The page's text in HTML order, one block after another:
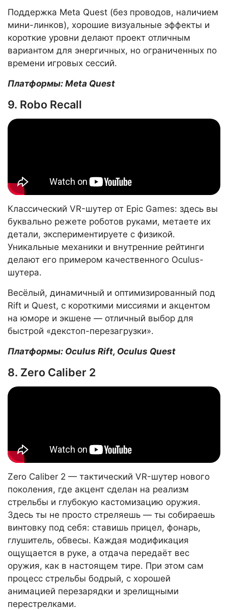
Поддержка Meta Quest (без проводов, наличием
мини-линков), хорошие визуальные эффекты и
короткие уровни делают проект отличным
вариантом для энергичных, но ограниченных по
времени игровых сессий.
Платформы: Meta Quest
9. Robo Recall
Классический VR-шутер от Epic Games: здесь вы
буквально режете роботов руками, метаете их
детали, экспериментируете с физикой.
Уникальные механики и внутренние рейтинги
делают его примером качественного Oculus-
шутера.
Весёлый, динамичный и оптимизированный под
Rift и Quest, с короткими миссиями и акцентом
на юморе и экшене — отличный выбор для
быстрой «декстоп-перезагрузки».
Платформы: Oculus Rift, Oculus Quest
8. Zero Caliber 2
Zero Caliber 2 — тактический VR-шутер нового
поколения, где акцент сделан на реализм
стрельбы и глубокую кастомизацию оружия.
Здесь ты не просто стреляешь — ты собираешь
винтовку под себя: ставишь прицел, фонарь,
глушитель, обвесы. Каждая модификация
ощущается в руке, а отдача передаёт вес
оружия, как в настоящем тире. При этом сам
процесс стрельбы бодрый, с хорошей
анимацией перезарядки и зрелищными
перестрелками.